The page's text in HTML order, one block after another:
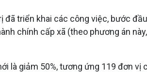
triển khai các công việc, bước
chính cấp xã (theo phương án
là giảm 50%, tương ứng 119 đơn